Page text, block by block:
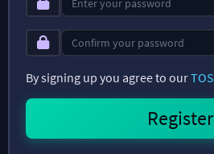
By signing up you agree to ourTOS